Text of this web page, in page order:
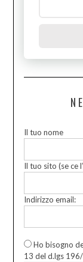
Il tuo nome
Il tuo sito (se ce
Indirizzo email:
Ho bisogno
13 del d.lgs